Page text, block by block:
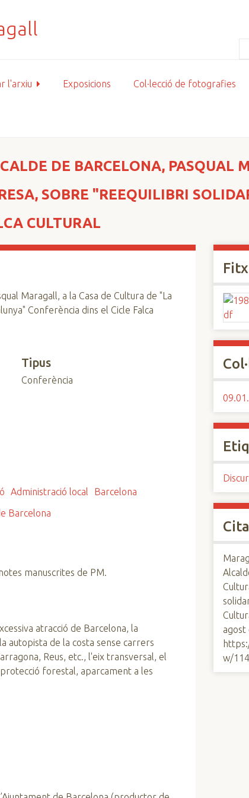
l'arxiu Exposicions Col·lecció de fotografies
DE BARCELONA, PASQUAL
SOBRE "REEQUILIBRI
CULTURAL
Maragall, a la Casa de Cultura de "La
Conferència dins el Cicle Falca
Tipus
Conferència
Administració local
Barcelona
Barcelona
manuscrites de PM.
atracció de Barcelona, la
autopista de la costa sense carrers
Reus, etc., l'eix transversal, el
forestal, aparcament a les
agost
w/